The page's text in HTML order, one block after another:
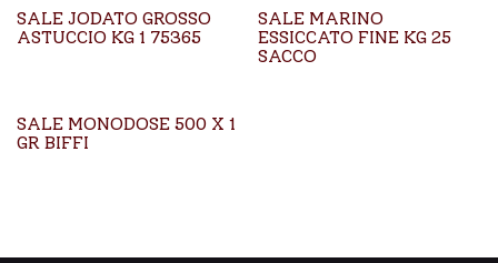
SALE JODATO GROSSO
ASTUCCIO KG 1 75365
SALE MARINO
ESSICCATO FINE KG 25
SACCO
SALE MONODOSE 500 X 1
GR BIFFI